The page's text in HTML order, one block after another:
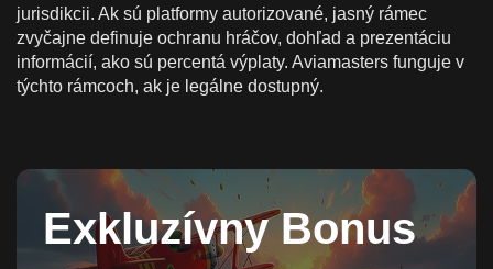
jurisdikcii. Ak sú platformy autorizované, jasný rámec
zvyčajne definuje ochranu hráčov, dohľad a prezentáciu
informácií, ako sú percentá výplaty. Aviamasters funguje v
týchto rámcoch, ak je legálne dostupný.
Exkluzívny Bonus